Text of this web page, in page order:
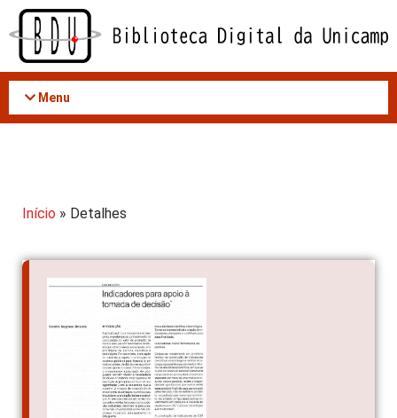
Acessar
conteúdo
Menu
Início » Detalhes